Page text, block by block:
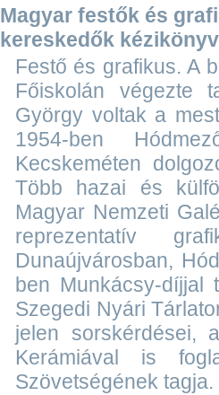
Magyar festők és
kereskedők
Festő és grafikus. A
Főiskolán végezte
György voltak a
1954-ben
Kecskeméten
Több hazai és
Magyar Nemzeti
reprezentatív
Dunaújvárosban,
ben Munkácsy-díjjal
Szegedi Nyári
jelen sorskérdései,
Kerámiával is
Szövetségének